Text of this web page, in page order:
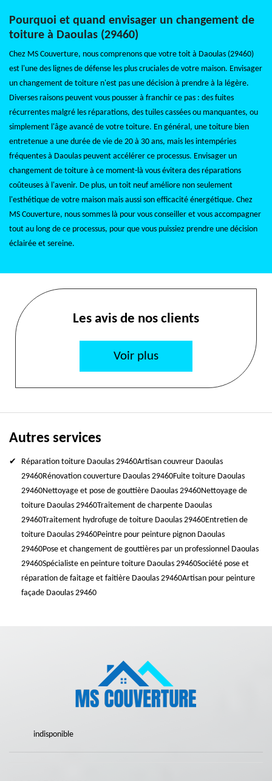
Pourquoi et quand envisager un changement de
toiture à Daoulas (29460)
Chez MS Couverture, nous comprenons que votre toit à Daoulas (29460)
est l'une des lignes de défense les plus cruciales de votre maison. Envisager
un changement de toiture n'est pas une décision à prendre à la légère.
Diverses raisons peuvent vous pousser à franchir ce pas : des fuites
récurrentes malgré les réparations, des tuiles cassées ou manquantes, ou
simplement l'âge avancé de votre toiture. En général, une toiture bien
entretenue a une durée de vie de 20 à 30 ans, mais les intempéries
fréquentes à Daoulas peuvent accélérer ce processus. Envisager un
changement de toiture à ce moment-là vous évitera des réparations
coûteuses à l'avenir. De plus, un toit neuf améliore non seulement
l'esthétique de votre maison mais aussi son efficacité énergétique. Chez
MS Couverture, nous sommes là pour vous conseiller et vous accompagner
tout au long de ce processus, pour que vous puissiez prendre une décision
éclairée et sereine.
Les avis de nos clients
Voir plus
Autres services
Réparation toiture Daoulas 29460Artisan couvreur Daoulas
29460Rénovation couverture Daoulas 29460Fuite toiture Daoulas
29460Nettoyage et pose de gouttière Daoulas 29460Nettoyage de
toiture Daoulas 29460Traitement de charpente Daoulas
29460Traitement hydrofuge de toiture Daoulas 29460Entretien de
toiture Daoulas 29460Peintre pour peinture pignon Daoulas
29460Pose et changement de gouttières par un professionnel Daoulas
29460Spécialiste en peinture toiture Daoulas 29460Société pose et
réparation de faitage et faitière Daoulas 29460Artisan pour peinture
façade Daoulas 29460
indisponible